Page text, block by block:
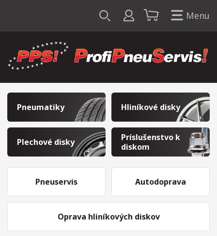
Menu
Pneumatiky Hliníkové disky
Plechové disky
Príslušenstvo k
diskom
Pneuservis
Oprava hliníkových diskov
Autodoprava